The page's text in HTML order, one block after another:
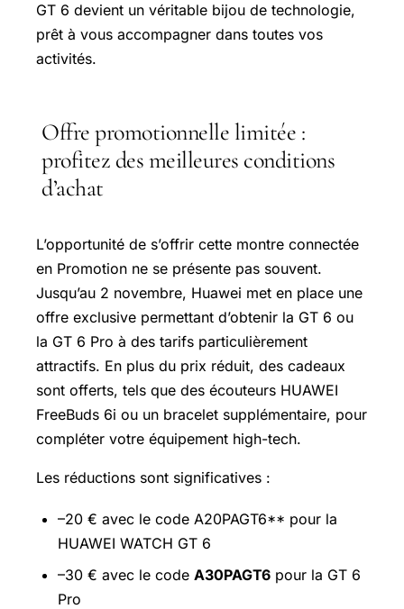
GT 6 devient un véritable bijou de technologie,
prêt à vous accompagner dans toutes vos
activités.
Offre promotionnelle limitée :
profitez des meilleures conditions
d’achat
L’opportunité de s’offrir cette montre connectée
en Promotion ne se présente pas souvent.
Jusqu’au 2 novembre, Huawei met en place une
offre exclusive permettant d’obtenir la GT 6 ou
la GT 6 Pro à des tarifs particulièrement
attractifs. En plus du prix réduit, des cadeaux
sont offerts, tels que des écouteurs HUAWEI
FreeBuds 6i ou un bracelet supplémentaire, pour
compléter votre équipement high-tech.
Les réductions sont significatives :
–20 € avec le code A20PAGT6** pour la
HUAWEI WATCH GT 6
–30 € avec le code A30PAGT6 pour la GT 6
Pro